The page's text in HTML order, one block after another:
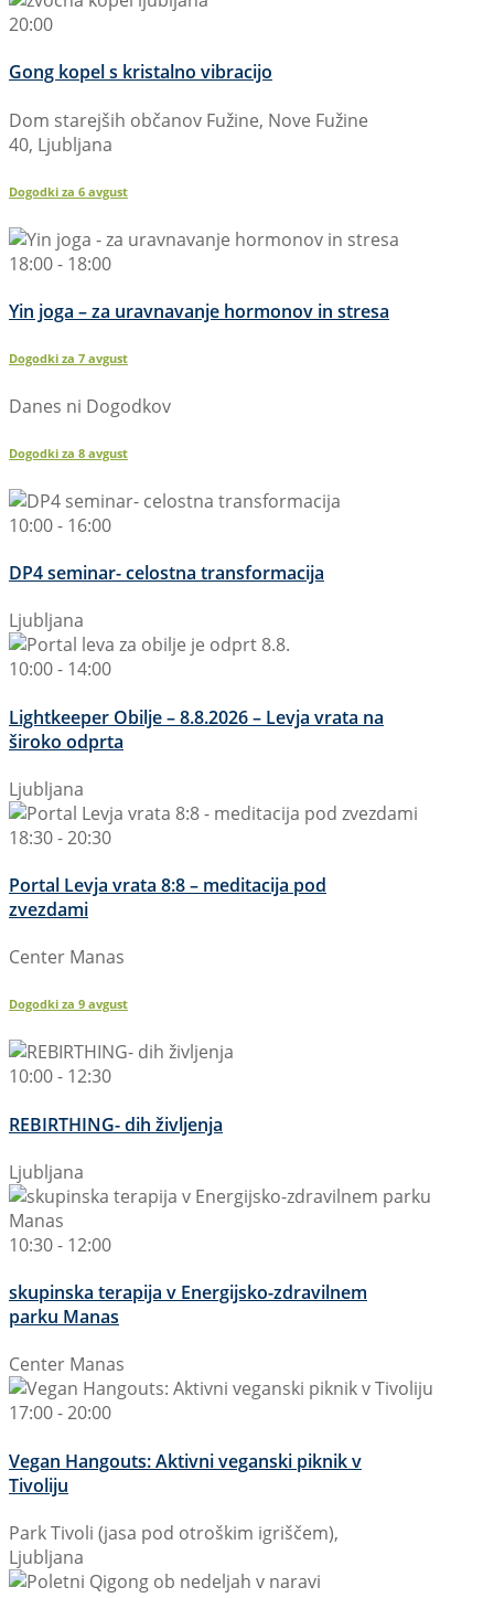
20:00
Gong kopel s kristalno vibracijo
Dom starejših občanov Fužine, Nove Fužine
40, Ljubljana
Dogodki za 6 avgust
18:00 - 18:00
Yin joga – za uravnavanje hormonov in stresa
Dogodki za 7 avgust
Danes ni Dogodkov
Dogodki za 8 avgust
10:00 - 16:00
DP4 seminar- celostna transformacija
Ljubljana
10:00 - 14:00
Lightkeeper Obilje – 8.8.2026 – Levja vrata na
široko odprta
Ljubljana
18:30 - 20:30
Portal Levja vrata 8:8 – meditacija pod
zvezdami
Center Manas
Dogodki za 9 avgust
10:00 - 12:30
REBIRTHING- dih življenja
Ljubljana
10:30 - 12:00
skupinska terapija v Energijsko-zdravilnem
parku Manas
Center Manas
17:00 - 20:00
Vegan Hangouts: Aktivni veganski piknik v
Tivoliju
Park Tivoli (jasa pod otroškim igriščem),
Ljubljana